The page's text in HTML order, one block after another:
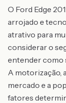
O Ford Edge
arrojado e
atrativo para
considerar o
entender como
A motorização,
mercado e a
fatores